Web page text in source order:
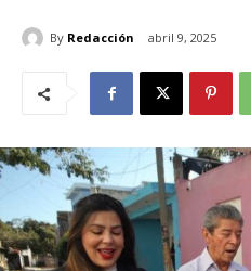
By Redacción abril 9, 2025